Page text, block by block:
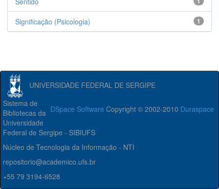
1
Significação (Psicologia)
UNIVERSIDADE FEDERAL DE SERGIPE
DSpace Software Copyright © 2002-2010 Duraspace
Sistema de
Bibliotecas da
Universidade
Federal de Sergipe - SIBIUFS
Núcleo de Tecnologia da Informação - NTI
repositorio@academico.ufs.br
+55 79 3194-6528